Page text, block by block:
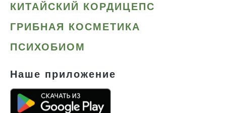
КИТАЙСКИЙ КОРДИЦЕПС
ГРИБНАЯ КОСМЕТИКА
ПСИХОБИОМ
Наше приложение